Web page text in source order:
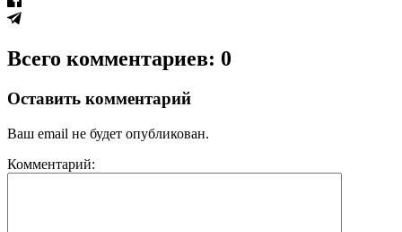
Всего комментариев: 0
Оставить комментарий
Ваш email не будет опубликован.
Комментарий: